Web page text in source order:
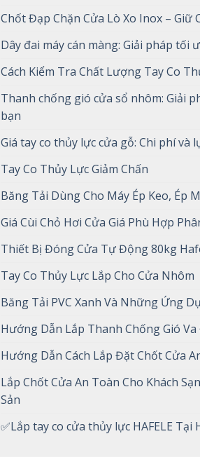
Chốt Đạp Chặn Cửa Lò Xo Inox – Giữ
Dây đai máy cán màng: Giải pháp tối
Cách Kiểm Tra Chất Lượng Tay Co
Thanh chống gió cửa sổ nhôm: Giải
bạn
Giá tay co thủy lực cửa gỗ: Chi phí và
Tay Co Thủy Lực Giảm Chấn
Băng Tải Dùng Cho Máy Ép Keo, Ép
Giá Cùi Chỏ Hơi Cửa Giá Phù Hợp
Thiết Bị Đóng Cửa Tự Động 80kg
Tay Co Thủy Lực Lắp Cho Cửa Nhôm
Băng Tải PVC Xanh Và Những Ứng
Hướng Dẫn Lắp Thanh Chống Gió Va
Hướng Dẫn Cách Lắp Đặt Chốt Cửa
Lắp Chốt Cửa An Toàn Cho Khách
Sản
✅Lắp tay co cửa thủy lực HAFELE Tại